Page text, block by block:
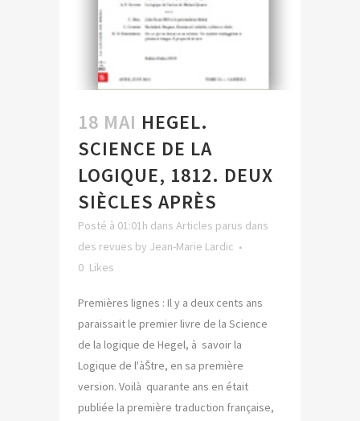
18 MAI HEGEL.
SCIENCE DE LA
LOGIQUE, 1812. DEUX
SIÈCLES APRÈS
Posté à 01:01h dans Articles parus dans
des revues by Jean-Marie Lardic
0 Likes
Premières lignes : Il y a deux cents ans
paraissait le premier livre de la Science
de la logique de Hegel, à savoir la
Logique de l'àŠtre, en sa première
version. Voilà quarante ans en était
publiée la première traduction française,